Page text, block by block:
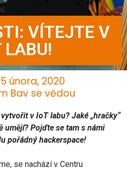
VÍTEJTE V
LABU!
5 února, 2020
Bav se vědou
v IoT labu? Jaké „hračky“
umějí? Pojďte se tam s námi
pořádný hackerspace!
se nachází v Centru